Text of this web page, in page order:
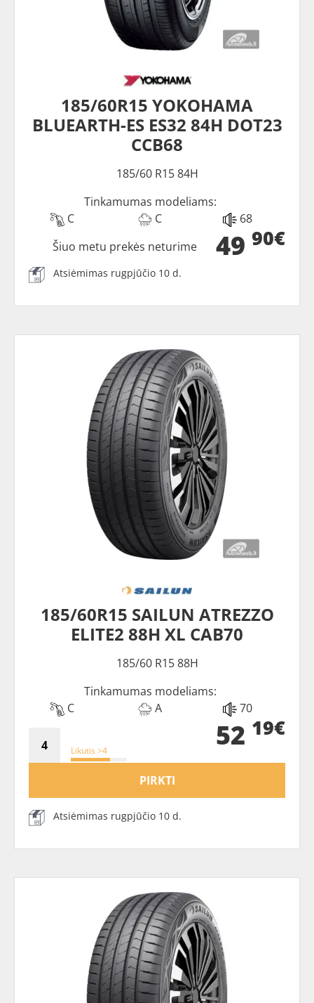
185/60R15 YOKOHAMA
BLUEARTH-ES ES32 84H DOT23
CCB68
185/60 R15 84H
Tinkamumas modeliams:
C
C 68
49 90€
Šiuo metu prekės neturime
Atsiėmimas rugpjūčio 10 d.
185/60R15 SAILUN ATREZZO
ELITE2 88H XL CAB70
185/60 R15 88H
Tinkamumas modeliams:
C
A 70
Likutis >4 52 19€
PIRKTI
Atsiėmimas rugpjūčio 10 d.